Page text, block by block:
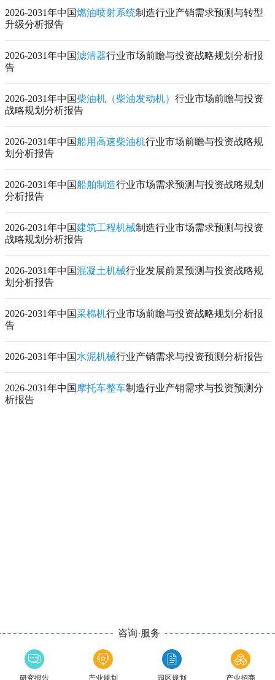
2026-2031年中国燃油喷射系统制造行业产销需求预测与转型
升级分析报告
2026-2031年中国滤清器行业市场前瞻与投资战略规划分析报
告
2026-2031年中国柴油机（柴油发动机） 行业市场前瞻与投资
战略规划分析报告
2026-2031年中国船用高速柴油机行业市场前瞻与投资战略规
划分析报告
2026-2031年中国船舶制造行业市场需求预测与投资战略规划
分析报告
2026-2031年中国建筑工程机械制造行业市场需求预测与投资
战略规划分析报告
2026-2031年中国混凝土机械行业发展前景预测与投资战略规
划分析报告
2026-2031年中国采棉机行业市场前瞻与投资战略规划分析报
告
2026-2031年中国 水泥机械行业产销需求与投资预测分析报告
2026-2031年中国 摩托车整车制造行业产销需求与投资预测分
析报告
咨询·服务